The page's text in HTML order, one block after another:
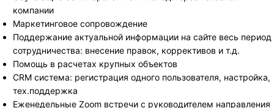
компании
Маркетинговое сопровождение
Поддержание актуальной информации на сайте весь период
сотрудничества: внесение правок, коррективов и т.д.
Помощь в расчетах крупных объектов
CRM система: регистрация одного пользователя, настройка,
тех.поддержка
Еженедельные Zoom встречи с руководителем направления